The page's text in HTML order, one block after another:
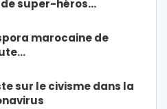
super-héros…
marocaine de
sur le civisme dans la